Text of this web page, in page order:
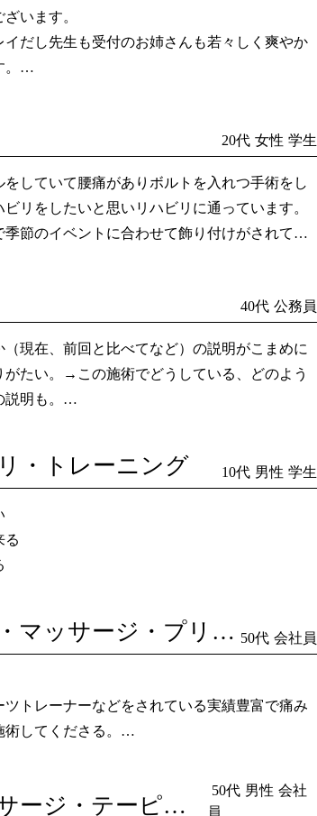
います。
イだし先生も受付のお姉さんも若々しく爽やか
20代 女性 学生
をしていて腰痛がありボルトを入れつ手術をし
リをしたいと思いリハビリに通っています。
季節のイベントに合わせて飾り付けがされてい
ール部でもアサダ先生にはとてもお世話になっ
にアサダTシャツをプレゼントしていただき、ペ
員揃うとカラフルでとてもかわいいTシャツです
す。ありがとうございます。これからもよろし
40代 公務員
（現在、前回と比べてなど）の説明がこまめに
がたい。→この施術でどうしている、どのよう
明も。
・トレーニング 10代 男性 学生
る
EMS・はり・マッサージ・プリムアップ 50代 会社員
ツトレーナーなどをされている実績豊富で痛み
してくださる。
も揉み返しが少ない、体に負担がかからない施
EMS・マッサージ・テーピング
50代 男性 会社
員